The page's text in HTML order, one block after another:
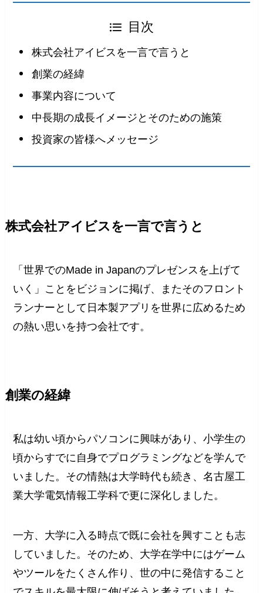
目次
株式会社アイビスを一言で言うと
創業の経緯
事業内容について
中長期の成長イメージとそのための施策
投資家の皆様へメッセージ
株式会社アイビスを一言で言うと
「世界でのMade in Japanのプレゼンスを上げて
いく」ことをビジョンに掲げ、またそのフロント
ランナーとして日本製アプリを世界に広めるため
の熱い思いを持つ会社です。
創業の経緯
私は幼い頃からパソコンに興味があり、小学生の
頃からすでに自身でプログラミングなどを学んで
いました。その情熱は大学時代も続き、名古屋工
業大学電気情報工学科で更に深化しました。
一方、大学に入る時点で既に会社を興すことも志
していました。そのため、大学在学中にはゲーム
やツールをたくさん作り、世の中に発信すること